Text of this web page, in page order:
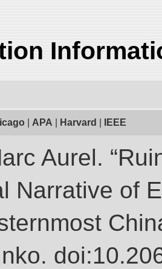
APA Harvard IEEE
Aurel.
Narrative of